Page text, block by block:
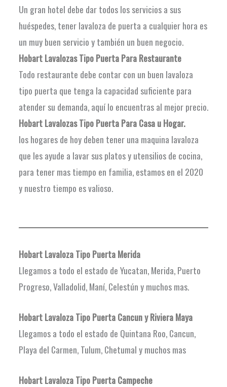
Un gran hotel debe dar todos los servicios a sus
huéspedes, tener lavaloza de puerta a cualquier hora es
un muy buen servicio y también un buen negocio.
Hobart Lavalozas Tipo PuertaPara Restaurante
Todo restaurante debe contar con un buen lavaloza
tipo puerta que tenga la capacidad suficiente para
atender su demanda, aquí lo encuentras al mejor precio.
Hobart Lavalozas Tipo PuertaPara Casa u Hogar.
los hogares de hoy deben tener una maquina lavaloza
que les ayude a lavar sus platos y utensilios de cocina,
para tener mas tiempo en familia, estamos en el 2020
y nuestro tiempo es valioso.
Hobart Lavaloza Tipo Puerta Merida
Llegamos a todo el estado de Yucatan, Merida, Puerto
Progreso, Valladolid, Maní, Celestún y muchos mas.
Hobart Lavaloza Tipo PuertaCancun y Riviera Maya
Llegamos a todo el estado de Quintana Roo, Cancun,
Playa del Carmen, Tulum, Chetumal y muchos mas
Hobart Lavaloza Tipo PuertaCampeche